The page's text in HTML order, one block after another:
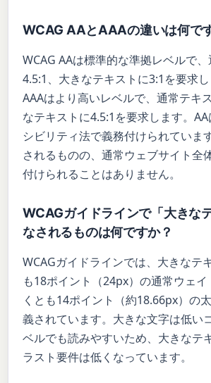
WCAG AAとAAAの違いは何で
WCAG AAは標準的な準拠レベルで
4.5:1、大きなテキストに3:1を要求
AAAはより高いレベルで、通常テキ
なテキストに4.5:1を要求します。
シビリティ法で義務付けられていま
されるものの、通常ウェブサイト全
付けられることはありません。
WCAGガイドラインで「大きな
なされるものは何ですか？
WCAGガイドラインでは、大きなテ
も18ポイント（24px）の通常ウェ
くとも14ポイント（約18.66px）の
義されています。大きな文字は低い
ベルでも読みやすいため、大きなテ
ラスト要件は低くなっています。